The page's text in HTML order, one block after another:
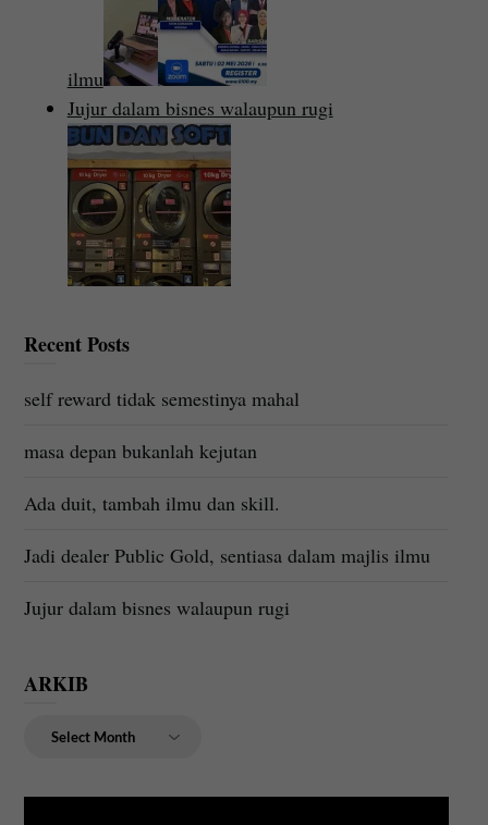
ilmu
Jujur dalam bisnes walaupun rugi
Recent Posts
self reward tidak semestinya mahal
masa depan bukanlah kejutan
Ada duit, tambah ilmu dan skill.
Jadi dealer Public Gold, sentiasa dalam majlis ilmu
Jujur dalam bisnes walaupun rugi
ARKIB
ARKIB